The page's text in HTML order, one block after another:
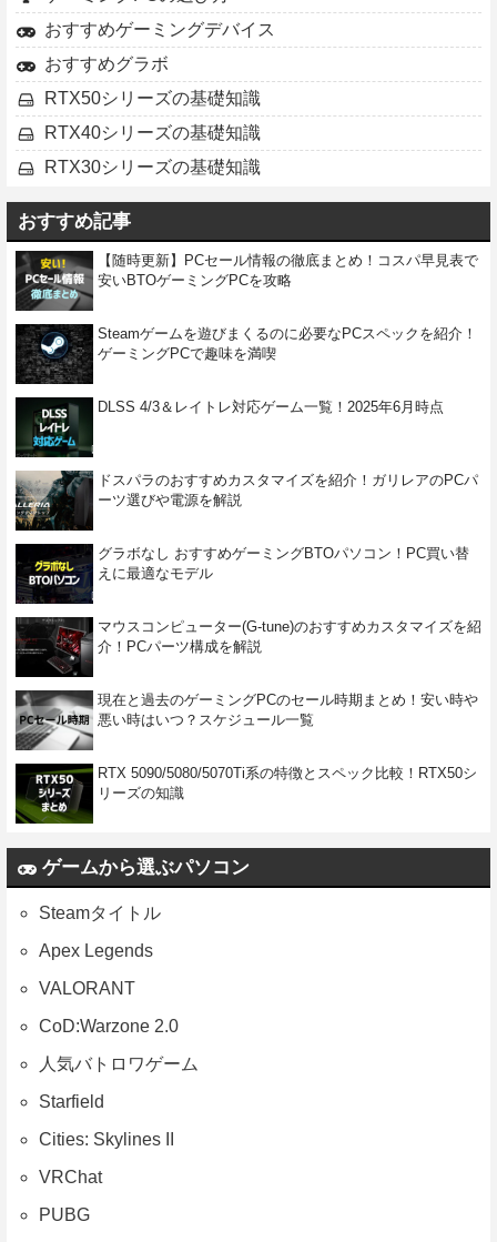
おすすめゲーミングデバイス
おすすめグラボ
RTX50シリーズの基礎知識
RTX40シリーズの基礎知識
RTX30シリーズの基礎知識
おすすめ記事
【随時更新】PCセール情報の徹底まとめ！コスパ早見表で
安いBTOゲーミングPCを攻略
Steamゲームを遊びまくるのに必要なPCスペックを紹介！
ゲーミングPCで趣味を満喫
DLSS 4/3＆レイトレ対応ゲーム一覧！2025年6月時点
ドスパラのおすすめカスタマイズを紹介！ガリレアのPCパ
ーツ選びや電源を解説
グラボなし おすすめゲーミングBTOパソコン！PC買い替
えに最適なモデル
マウスコンピューター(G-tune)のおすすめカスタマイズを紹
介！PCパーツ構成を解説
現在と過去のゲーミングPCのセール時期まとめ！安い時や
悪い時はいつ？スケジュール一覧
RTX 5090/5080/5070Ti系の特徴とスペック比較！RTX50シ
リーズの知識
ゲームから選ぶパソコン
Steamタイトル
Apex Legends
VALORANT
CoD:Warzone 2.0
人気バトロワゲーム
Starfield
Cities: Skylines II
VRChat
PUBG